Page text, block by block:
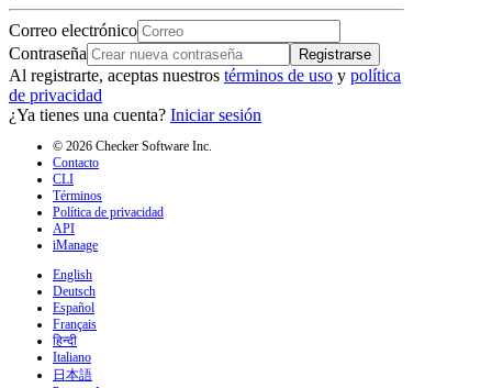
Correo electrónico
Contraseña
Registrarse
Al registrarte, aceptas nuestros términos de uso y política
de privacidad
¿Ya tienes una cuenta? Iniciar sesión
© 2026 Checker Software Inc.
Contacto
CLI
Términos
Política de privacidad
API
iManage
English
Deutsch
Español
Français
हिन्दी
Italiano
日本語